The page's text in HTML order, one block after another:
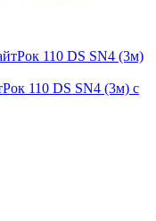
110 DS SN4 (3м) с